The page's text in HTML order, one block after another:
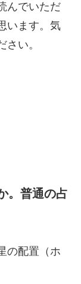
んでいただ
います。気
い。
。普通の占
の配置（ホ